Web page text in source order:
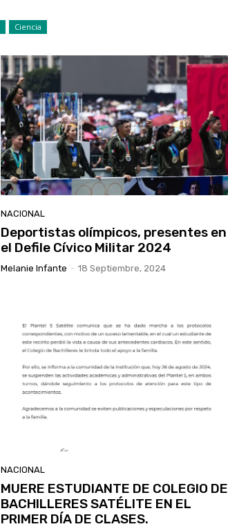
Ciencia
NACIONAL
Deportistas olímpicos, presentes en
el Defile Cívico Militar 2024
Melanie Infante - 18 Septiembre, 2024
NACIONAL
MUERE ESTUDIANTE DE COLEGIO DE
BACHILLERES SATÉLITE EN EL
PRIMER DÍA DE CLASES.